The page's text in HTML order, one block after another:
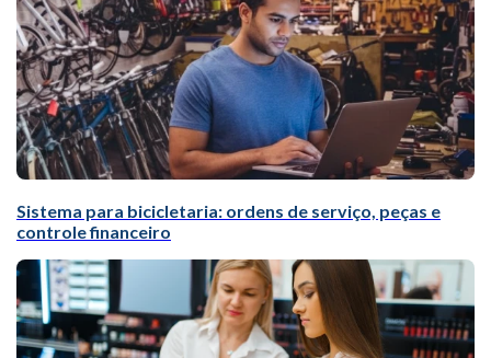
Sistema para bicicletaria: ordens de serviço, peças e
controle financeiro